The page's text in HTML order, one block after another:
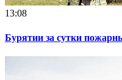
13:08
Бурятии за сутки